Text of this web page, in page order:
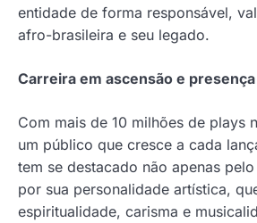
entidade de forma responsável,
afro-brasileira e seu legado.
Carreira em ascensão e
Com mais de 10 milhões de plays
um público que cresce a cada
tem se destacado não apenas
por sua personalidade artística,
espiritualidade, carisma e